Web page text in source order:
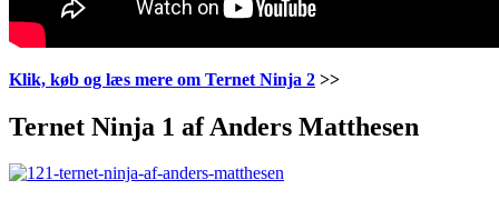
Klik, køb og læs mere om Ternet Ninja 2 >>
Ternet Ninja 1 af Anders Matthesen